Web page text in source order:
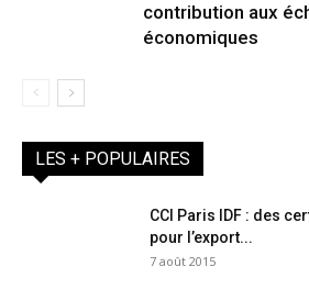
contribution aux
économiques
LES + POPULAIRES
CCI Paris IDF : des
pour l’export...
7 août 2015